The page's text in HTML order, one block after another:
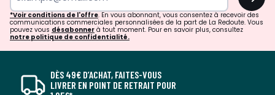
*Voir conditions de l'offre. En vous abonnant, vous consentez à recevoir des
communications commerciales personnalisées de la part de La Redoute. Vous
pouvez vous désabonner à tout moment. Pour en savoir plus, consultez
notre politique de confidentialité.
DÈS 49€ D’ACHAT, FAITES-VOUS
LIVRER EN POINT DE RETRAIT POUR